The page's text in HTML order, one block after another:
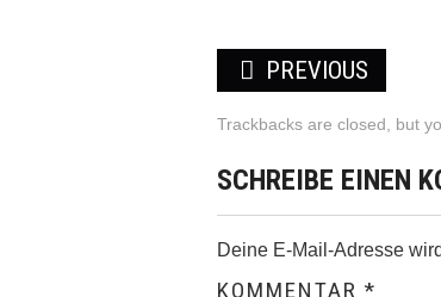
PREVIOUS
Trackbacks are closed, but
SCHREIBE EINEN
Deine E-Mail-Adresse
KOMMENTAR *